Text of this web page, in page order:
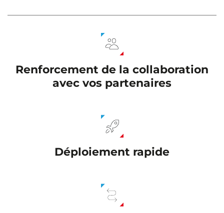
Renforcement de la collaboration
avec vos partenaires
Déploiement rapide